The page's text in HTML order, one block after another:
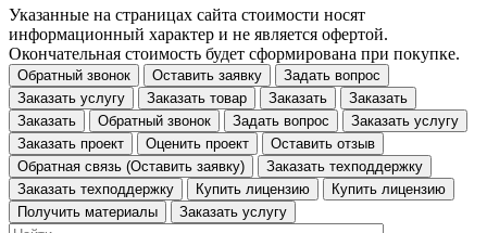
Указанные на страницах сайта стоимости носят
информационный характер и не является офертой.
Окончательная стоимость будет сформирована при покупке.
Обратный звонок Оставить заявку
Задать вопрос
Заказать услугу
Заказать товар Заказать
Заказать
Заказать
Обратный звонок Задать вопрос
Заказать услугу
Заказать проект
Оценить проект
Оставить отзыв
Обратная связь (Оставить заявку)
Заказать техподдержку
Заказать техподдержку
Купить лицензию
Купить лицензию
Получить материалы
Заказать услугу